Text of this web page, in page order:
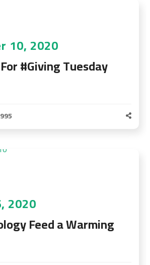
10, 2020
#Giving Tuesday
2020
Feed a Warming